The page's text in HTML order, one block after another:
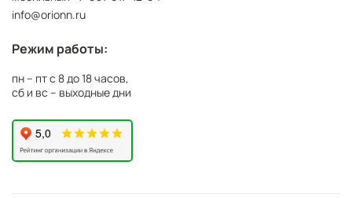
info@orionn.ru
Режим работы:
пн – пт с 8 до 18 часов,
сб и вс – выходные дни